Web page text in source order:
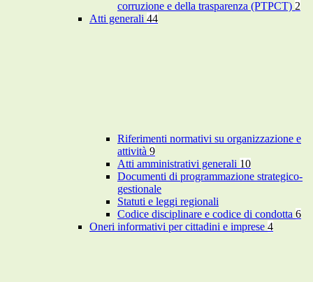
corruzione e della trasparenza (PTPCT) 2
Atti generali 44
Riferimenti normativi su organizzazione e
attività 9
Atti amministrativi generali 10
Documenti di programmazione strategico-
gestionale
Statuti e leggi regionali
Codice disciplinare e codice di condotta 6
Oneri informativi per cittadini e imprese 4